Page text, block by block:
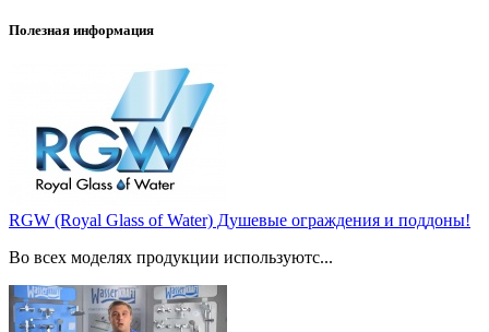
Полезная информация
RGW (Royal Glass of Water) Душевые ограждения и поддоны!
Во всех моделях продукции используютс...